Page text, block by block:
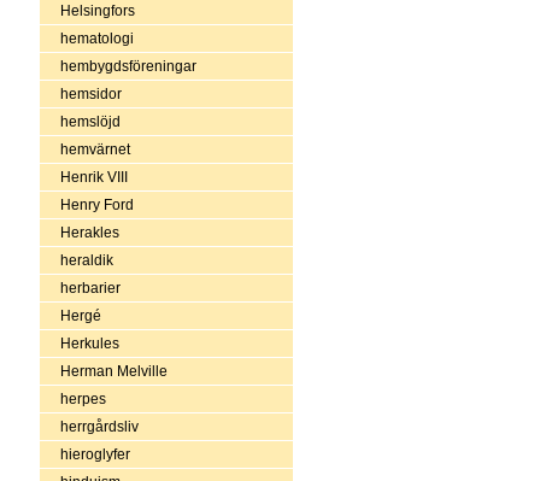
Helsingfors
hematologi
hembygdsföreningar
hemsidor
hemslöjd
hemvärnet
Henrik VIII
Henry Ford
Herakles
heraldik
herbarier
Hergé
Herkules
Herman Melville
herpes
herrgårdsliv
hieroglyfer